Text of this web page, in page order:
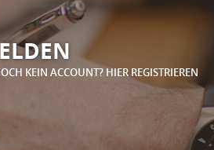
KEIN ACCOUNT? HIER REGISTRIEREN